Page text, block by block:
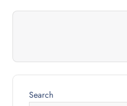
a
i
Search